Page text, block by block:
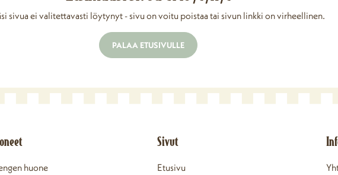
sivua ei valitettavasti löytynyt - sivu on voitu poistaa tai sivun linkki on virheellinen.
PALAA ETUSIVULLE
huone
Sivut
Etusivu